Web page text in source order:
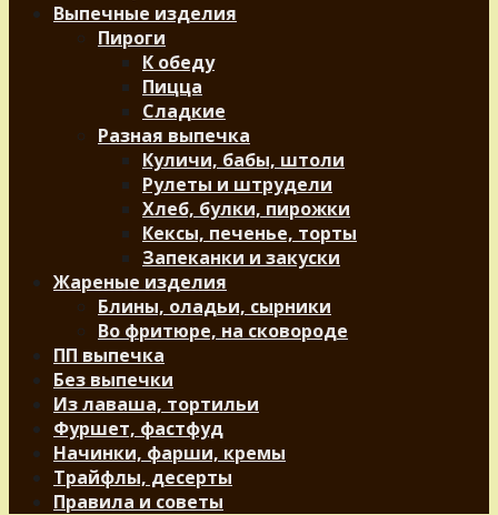
Выпечные изделия
Пироги
К обеду
Пицца
Сладкие
Разная выпечка
Куличи, бабы, штоли
Рулеты и штрудели
Хлеб, булки, пирожки
Кексы, печенье, торты
Запеканки и закуски
Жареные изделия
Блины, оладьи, сырники
Во фритюре, на сковороде
ПП выпечка
Без выпечки
Из лаваша, тортильи
Фуршет, фастфуд
Начинки, фарши, кремы
Трайфлы, десерты
Правила и советы